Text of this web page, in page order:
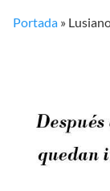
Portada »